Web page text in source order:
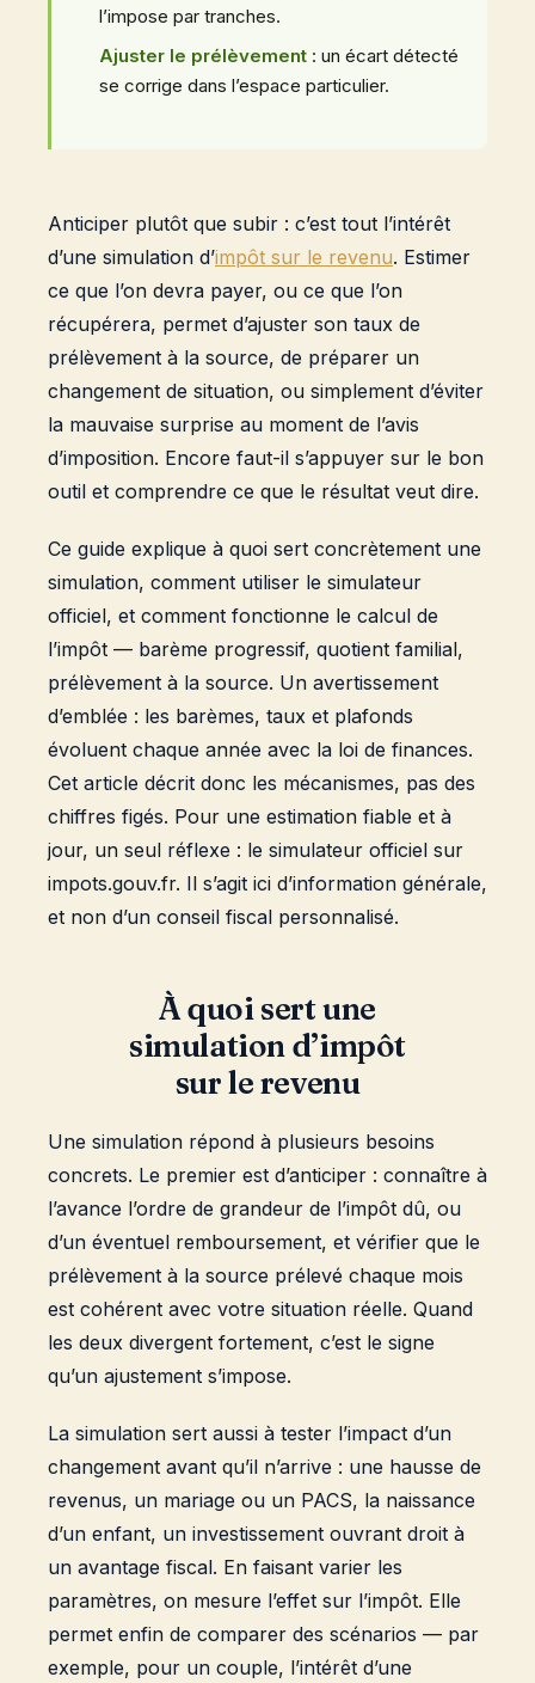
l’impose par tranches.
Ajuster le prélèvement : un écart détecté
se corrige dans l’espace particulier.
Anticiper plutôt que subir : c’est tout l’intérêt
d’une simulation d’impôt sur le revenu. Estimer
ce que l’on devra payer, ou ce que l’on
récupérera, permet d’ajuster son taux de
prélèvement à la source, de préparer un
changement de situation, ou simplement d’éviter
la mauvaise surprise au moment de l’avis
d’imposition. Encore faut-il s’appuyer sur le bon
outil et comprendre ce que le résultat veut dire.
Ce guide explique à quoi sert concrètement une
simulation, comment utiliser le simulateur
officiel, et comment fonctionne le calcul de
l’impôt — barème progressif, quotient familial,
prélèvement à la source. Un avertissement
d’emblée : les barèmes, taux et plafonds
évoluent chaque année avec la loi de finances.
Cet article décrit donc les mécanismes, pas des
chiffres figés. Pour une estimation fiable et à
jour, un seul réflexe : le simulateur officiel sur
impots.gouv.fr. Il s’agit ici d’information générale,
et non d’un conseil fiscal personnalisé.
À quoi sert une
simulation d’impôt
sur le revenu
Une simulation répond à plusieurs besoins
concrets. Le premier est d’anticiper : connaître à
l’avance l’ordre de grandeur de l’impôt dû, ou
d’un éventuel remboursement, et vérifier que le
prélèvement à la source prélevé chaque mois
est cohérent avec votre situation réelle. Quand
les deux divergent fortement, c’est le signe
qu’un ajustement s’impose.
La simulation sert aussi à tester l’impact d’un
changement avant qu’il n’arrive : une hausse de
revenus, un mariage ou un PACS, la naissance
d’un enfant, un investissement ouvrant droit à
un avantage fiscal. En faisant varier les
paramètres, on mesure l’effet sur l’impôt. Elle
permet enfin de comparer des scénarios — par
exemple, pour un couple, l’intérêt d’une